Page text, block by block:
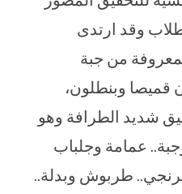
وقد ارتدى
من جبة
قميصا وبنطلون،
شديد الطرافة وهو
عمامة وجلباب
طربوش وبدلة..